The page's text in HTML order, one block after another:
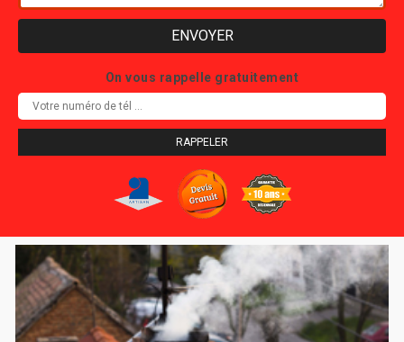
On vous rappelle gratuitement